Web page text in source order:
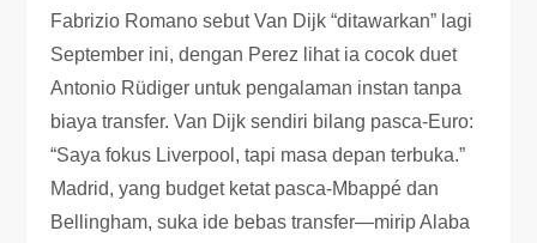
Fabrizio Romano sebut Van Dijk “ditawarkan” lagi
September ini, dengan Perez lihat ia cocok duet
Antonio Rüdiger untuk pengalaman instan tanpa
biaya transfer. Van Dijk sendiri bilang pasca-Euro:
“Saya fokus Liverpool, tapi masa depan terbuka.”
Madrid, yang budget ketat pasca-Mbappé dan
Bellingham, suka ide bebas transfer—mirip Alaba